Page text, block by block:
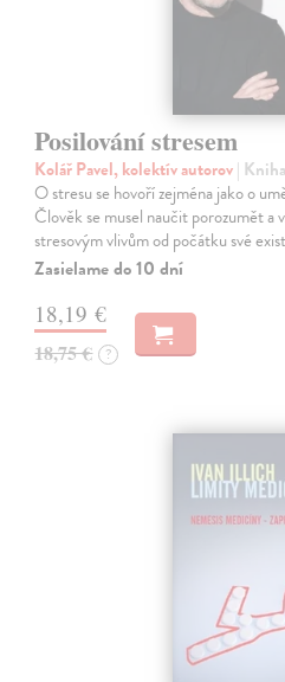
Posilování stresem
Kolář Pavel, kolektív autorov| Kniha
O stresu se hovoří zejména jako o
Člověk se musel naučit porozumět a
stresovým vlivům od počátku své
Zasielame do 10 dní
18,19 €
18,75 € ?